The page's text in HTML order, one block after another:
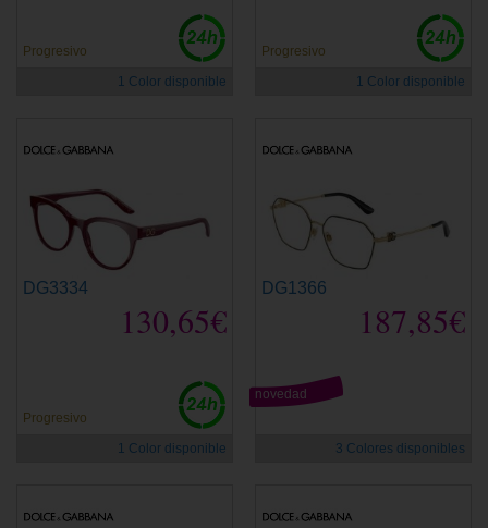
Progresivo
1 Color disponible
Progresivo
1 Color disponible
DG3334
130,65€
Progresivo
1 Color disponible
DG1366
187,85€
novedad
3 Colores disponibles